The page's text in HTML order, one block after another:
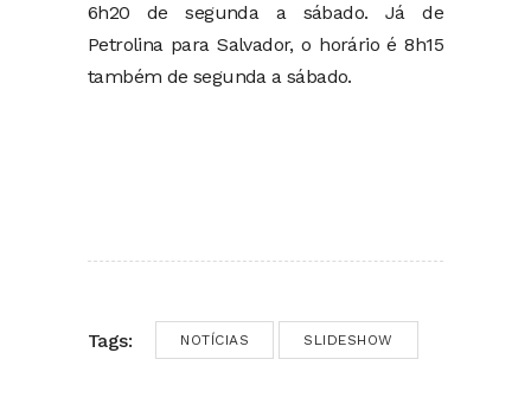
6h20 de segunda a sábado. Já de
Petrolina para Salvador, o horário é 8h15
também de segunda a sábado.
Tags: NOTÍCIAS SLIDESHOW